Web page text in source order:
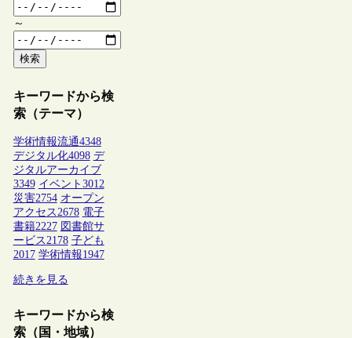
～
検索
キーワードから検
索（テーマ）
学術情報流通4348
デジタル化4098 デ
ジタルアーカイブ
3349 イベント 3012
災害2754 オープン
アクセス2678 電子
書籍2227 図書館サ
ービス2178 子ども
2017 学術情報1947
続きを見る
キーワードから検
索（国・地域）